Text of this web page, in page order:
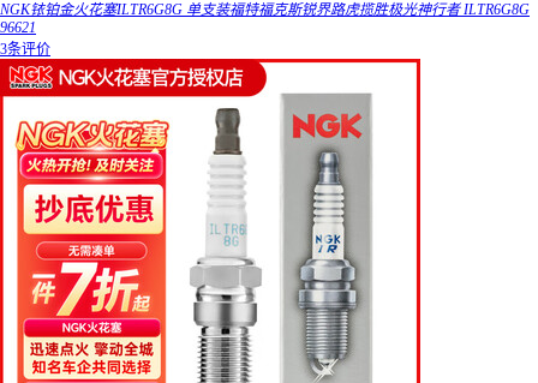
NGK铱铂金火花塞ILTR6G8G 单支装福特福克斯锐界路虎揽胜极光神行者 ILTR6G8G
96621
3条评价